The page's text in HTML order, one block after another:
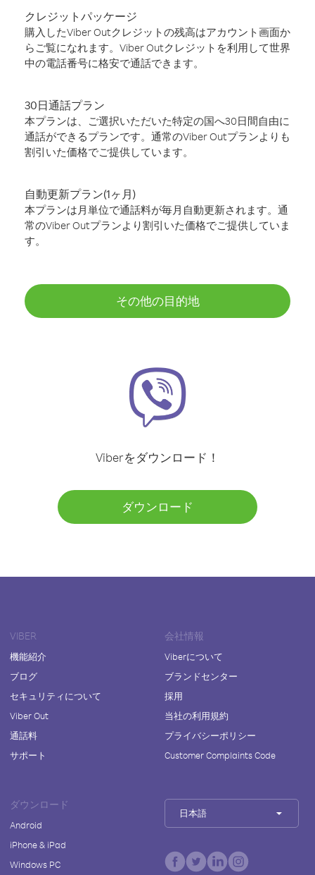
クレジットパッケージ
購入したViber Outクレジットの残高はアカウント画面か
らご覧になれます。Viber Outクレジットを利用して世界
中の電話番号に格安で通話できます。
30日通話プラン
本プランは、ご選択いただいた特定の国へ30日間自由に
通話ができるプランです。通常のViber Outプランよりも
割引いた価格でご提供しています。
自動更新プラン(1ヶ月)
本プランは月単位で通話料が毎月自動更新されます。通
常のViber Outプランより割引いた価格でご提供していま
す。
その他の目的地
Viberをダウンロード！
ダウンロード
VIBER
機能紹介
ブログ
セキュリティについて
Viber Out
通話料
サポート
会社情報
Viberについて
ブランドセンター
採用
当社の利用規約
プライバシーポリシー
Customer Complaints Code
ダウンロード
Android
iPhone & iPad
Windows PC
日本語